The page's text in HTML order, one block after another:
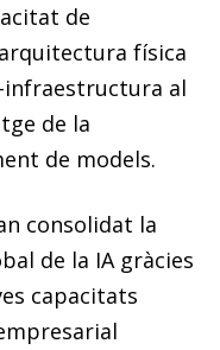
de
física
al
de la
de models.
consolidat la
de la IA gràcies
capacitats